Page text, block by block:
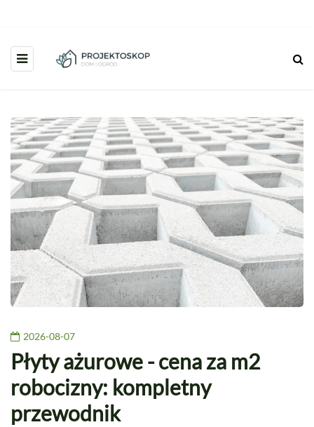
2026-08-07
Płyty ażurowe - cena za m2
robocizny: kompletny
przewodnik